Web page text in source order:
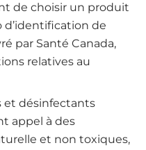
de choisir un produit
de
par Santé Canada,
relatives au
et désinfectants
appel à des
et non toxiques,